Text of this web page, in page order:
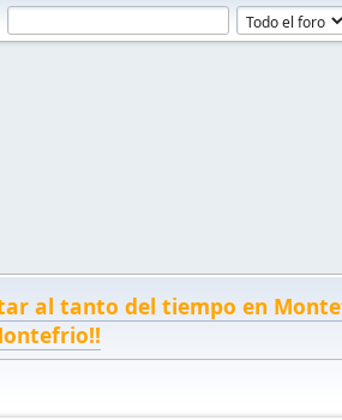
al tanto del tiempo en